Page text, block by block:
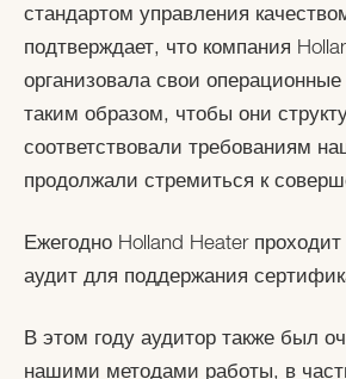
стандартом управления
подтверждает, что компания
организовала свои
таким образом, чтобы они
соответствовали требованиям
продолжали стремиться к
Ежегодно Holland Heater
аудит для поддержания
В этом году аудитор также был
нашими методами работы, в